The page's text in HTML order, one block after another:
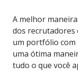
A melhor
dos recrutadores
um portfólio com
uma ótima
tudo o que você